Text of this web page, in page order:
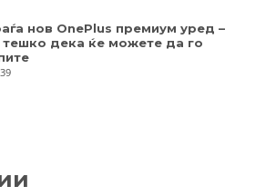
нов OnePlus премиум уред –
тешко дека ќе можете да го